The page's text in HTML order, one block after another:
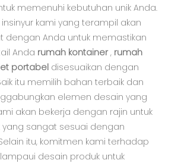
memenuhi kebutuhan unik Anda.
kami yang terampil akan
dengan Anda untuk memastikan
Anda rumah kontainer, rumah
portabel disesuaikan dengan
itu memilih bahan terbaik dan
elemen desain yang
akan bekerja dengan rajin untuk
sangat sesuai dengan
itu, komitmen kami terhadap
desain produk untuk